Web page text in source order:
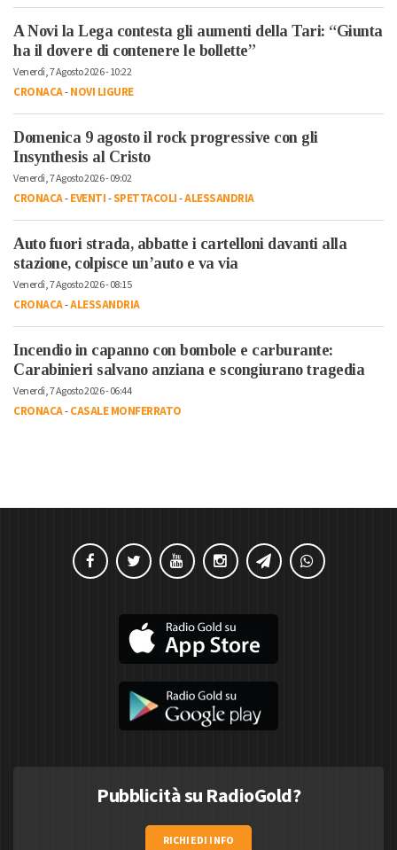
A Novi la Lega contesta gli aumenti della Tari: “Giunta
ha il dovere di contenere le bollette”
Venerdì, 7 Agosto 2026 - 10:22
CRONACA-NOVI LIGURE
Domenica 9 agosto il rock progressive con gli
Insynthesis al Cristo
Venerdì, 7 Agosto 2026 - 09:02
CRONACA-EVENTI-SPETTACOLI-ALESSANDRIA
Auto fuori strada, abbatte i cartelloni davanti alla
stazione, colpisce un’auto e va via
Venerdì, 7 Agosto 2026 - 08:15
CRONACA-ALESSANDRIA
Incendio in capanno con bombole e carburante:
Carabinieri salvano anziana e scongiurano tragedia
Venerdì, 7 Agosto 2026 - 06:44
CRONACA-CASALE MONFERRATO
Pubblicità su RadioGold?
RICHIEDI INFO